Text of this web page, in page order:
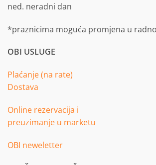
ned. neradni dan
*praznicima moguća promjena u
OBI USLUGE
Plaćanje (na rate)
Dostava
Online rezervacija i
preuzimanje u marketu
OBI neweletter